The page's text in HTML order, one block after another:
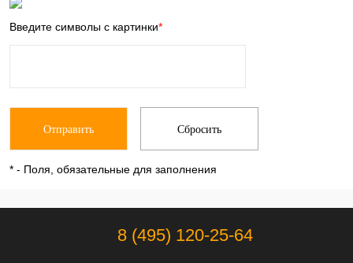
Введите символы с картинки*
* - Поля, обязательные для заполнения
8 (495) 120-25-64